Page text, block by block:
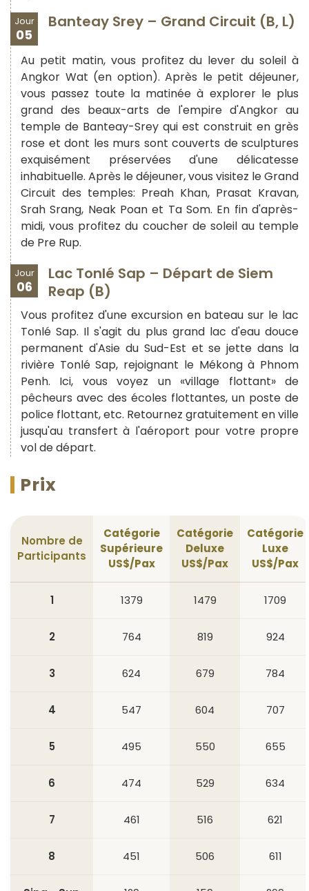
Jour
05
Banteay Srey – Grand Circuit (B, L)
Au petit matin, vous profitez du lever du soleil à
Angkor Wat (en option). Après le petit déjeuner,
vous passez toute la matinée à explorer le plus
grand des beaux-arts de l'empire d'Angkor au
temple de Banteay-Srey qui est construit en grès
rose et dont les murs sont couverts de sculptures
exquisément préservées d'une délicatesse
inhabituelle. Après le déjeuner, vous visitez le Grand
Circuit des temples: Preah Khan, Prasat Kravan,
Srah Srang, Neak Poan et Ta Som. En fin d'après-
midi, vous profitez du coucher de soleil au temple
de Pre Rup.
Jour
06
Lac Tonlé Sap – Départ de Siem
Reap (B)
Vous profitez d'une excursion en bateau sur le lac
Tonlé Sap. Il s'agit du plus grand lac d'eau douce
permanent d'Asie du Sud-Est et se jette dans la
rivière Tonlé Sap, rejoignant le Mékong à Phnom
Penh. Ici, vous voyez un «village flottant» de
pêcheurs avec des écoles flottantes, un poste de
police flottant, etc. Retournez gratuitement en ville
jusqu'au transfert à l'aéroport pour votre propre
vol de départ.
Prix
Nombre de
Participants
Catégorie
Supérieure
US$/Pax
Catégorie
Deluxe
US$/Pax
Catégorie
Luxe
US$/Pax
1 1379 1479 1709
2 764 819 924
3 624 679 784
4 547 604 707
5 495 550 655
6 474 529 634
7 461 516 621
8 451 506 611